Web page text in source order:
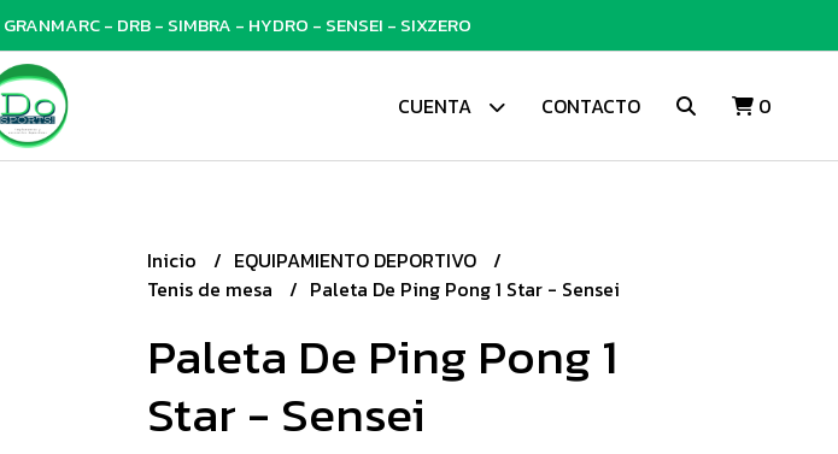
- DRB - SIMBRA - HYDRO - SENSEI - SIXZERO
CUENTA CONTACTO 0
Inicio
EQUIPAMIENTO DEPORTIVO
Tenis de mesa
Paleta De Ping Pong 1 Star - Sensei
Paleta De Ping Pong 1
Star - Sensei